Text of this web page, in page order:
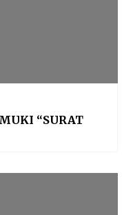
“SURAT